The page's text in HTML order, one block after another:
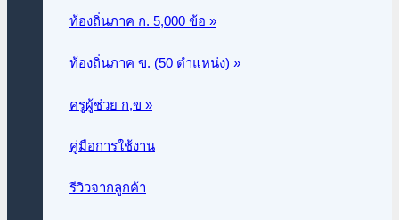
ท้องถิ่นภาค ก. 5,000 ข้อ »
ท้องถิ่นภาค ข. (50 ตำแหน่ง) »
ครูผู้ช่วย ก,ข »
คู่มือการใช้งาน
รีวิวจากลูกค้า